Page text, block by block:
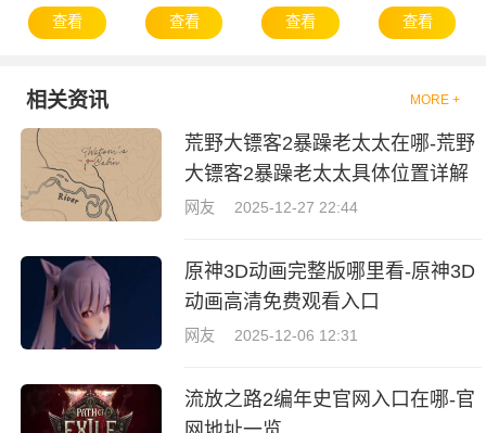
查看
查看
查看
查看
相关资讯 MORE +
荒野大镖客2暴躁老太太在哪-荒野
大镖客2暴躁老太太具体位置详解
网友 2025-12-27 22:44
原神3D动画完整版哪里看-原神3D
动画高清免费观看入口
网友 2025-12-06 12:31
流放之路2编年史官网入口在哪-官